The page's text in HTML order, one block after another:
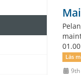
Läs